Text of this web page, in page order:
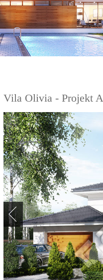
Vila Olivia - Projekt